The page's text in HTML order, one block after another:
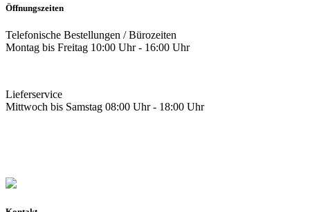
Öffnungszeiten
Telefonische Bestellungen / Bürozeiten
Montag bis Freitag 10:00 Uhr - 16:00 Uhr
Lieferservice
Mittwoch bis Samstag 08:00 Uhr - 18:00 Uhr